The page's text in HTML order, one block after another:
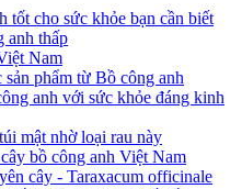
tốt cho sức khỏe bạn cần biết
anh thấp
Nam
phẩm từ Bồ công anh
anh với sức khỏe đáng kinh
mật nhờ loại rau này
bồ công anh Việt Nam
cây - Taraxacum officinale